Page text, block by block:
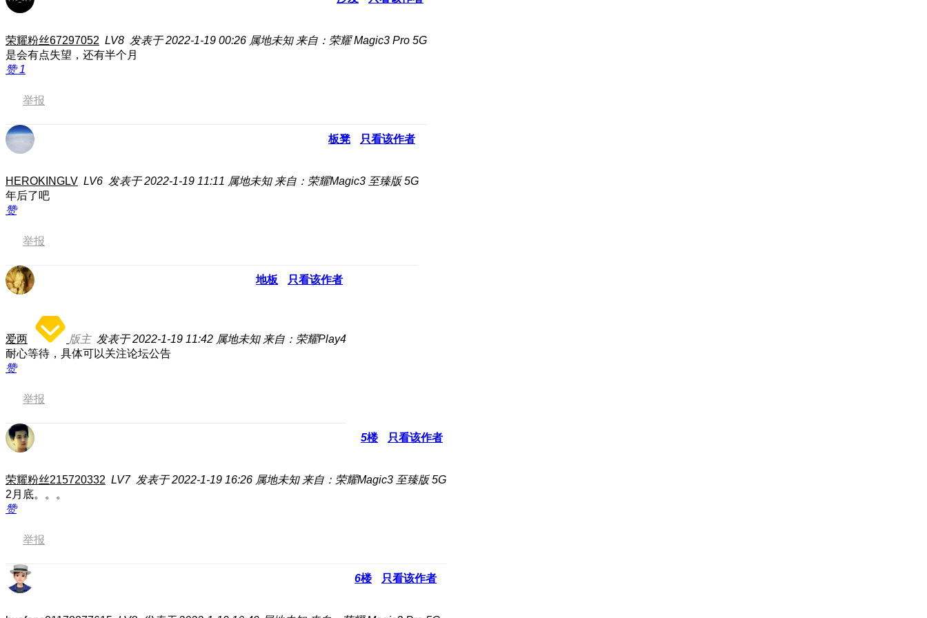
荣耀粉丝67297052 LV8 发表于 2022-1-19 00:26 属地未知 来自：荣耀 Magic3 Pro 5G
是会有点失望，还有半个月
赞1
举报
板凳 只看该作者
HEROKINGLV LV6 发表于 2022-1-19 11:11 属地未知 来自：荣耀Magic3 至臻版 5G
年后了吧
赞
举报
地板 只看该作者
爱两 版主 发表于 2022-1-19 11:42 属地未知 来自：荣耀Play4
耐心等待，具体可以关注论坛公告
赞
举报
5楼 只看该作者
荣耀粉丝215720332 LV7 发表于 2022-1-19 16:26 属地未知 来自：荣耀Magic3 至臻版 5G
2月底。。。
赞
举报
6楼 只看该作者